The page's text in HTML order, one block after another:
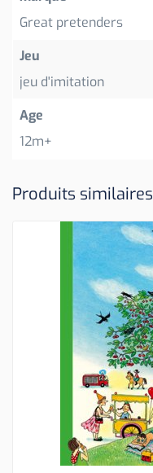
Great pretenders
Jeu
jeu d'imitation
Age
12m+
Produits similaires